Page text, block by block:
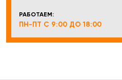
РАБОТАЕМ:
ПН-ПТ С 9:00 ДО 18:00